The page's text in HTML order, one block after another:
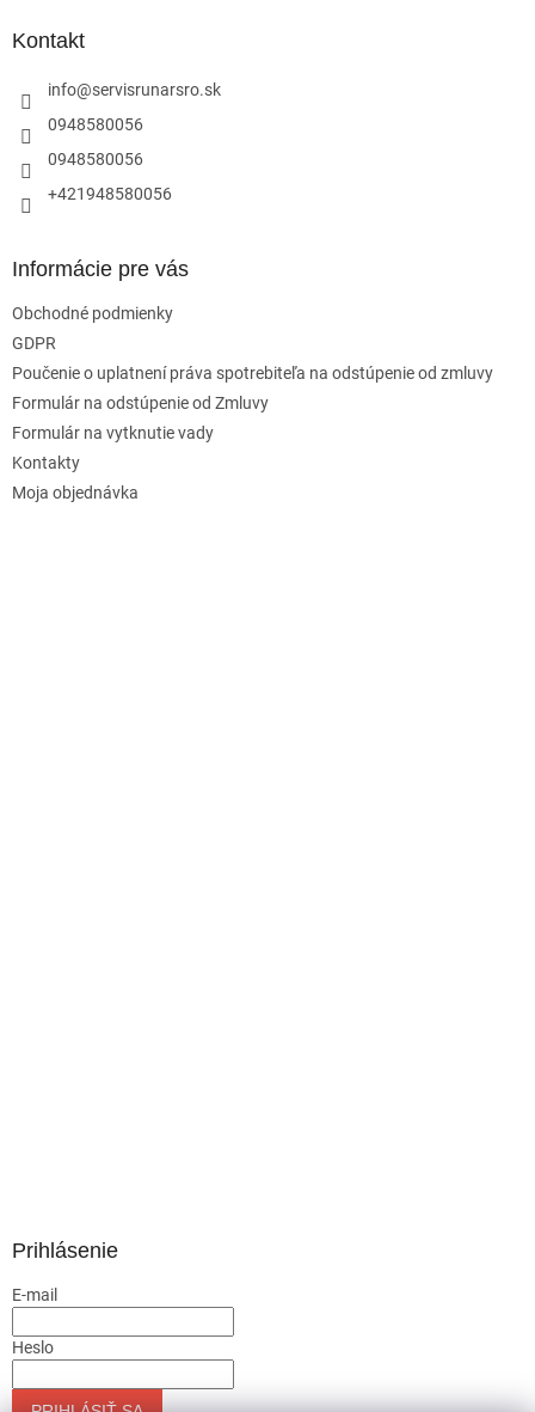
Kontakt
info@servisrunarsro.sk
0948580056
0948580056
+421948580056
Informácie pre vás
Obchodné podmienky
GDPR
Poučenie o uplatnení práva spotrebiteľa na odstúpenie od zmluvy
Formulár na odstúpenie od Zmluvy
Formulár na vytknutie vady
Kontakty
Moja objednávka
Prihlásenie
E-mail
Heslo